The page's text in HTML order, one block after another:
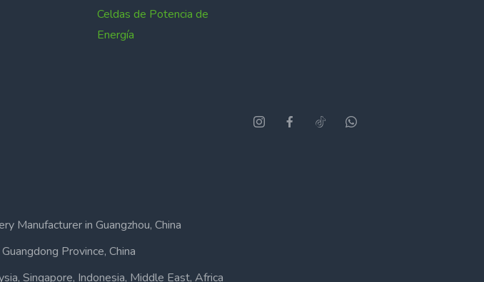
Celdas de Potencia de
Energía
Manufacturer in Guangzhou, China
Province, China
Singapore, Indonesia, Middle East, Africa